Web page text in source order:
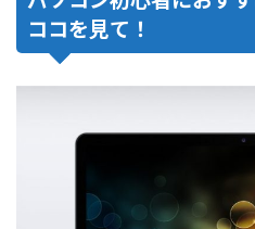
ココを見て！